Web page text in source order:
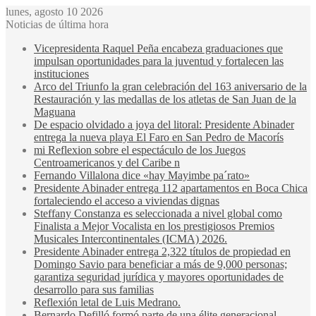
lunes, agosto 10 2026
Noticias de última hora
Vicepresidenta Raquel Peña encabeza graduaciones que
impulsan oportunidades para la juventud y fortalecen las
instituciones
Arco del Triunfo la gran celebración del 163 aniversario de la
Restauración y las medallas de los atletas de San Juan de la
Maguana
De espacio olvidado a joya del litoral: Presidente Abinader
entrega la nueva playa El Faro en San Pedro de Macorís
mi Reflexion sobre el espectáculo de los Juegos
Centroamericanos y del Caribe n
Fernando Villalona dice «hay Mayimbe pa´rato»
Presidente Abinader entrega 112 apartamentos en Boca Chica
fortaleciendo el acceso a viviendas dignas
Steffany Constanza es seleccionada a nivel global como
Finalista a Mejor Vocalista en los prestigiosos Premios
Musicales Intercontinentales (ICMA) 2026.
Presidente Abinader entrega 2,322 títulos de propiedad en
Domingo Savio para beneficiar a más de 9,000 personas;
garantiza seguridad jurídica y mayores oportunidades de
desarrollo para sus familias
Reflexión letal de Luis Medrano.